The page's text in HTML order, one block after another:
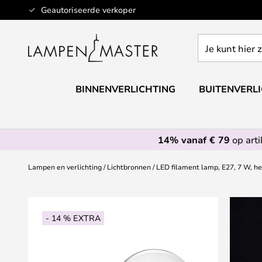
Geautoriseerde verkoper
Ga
naar
inhoud
kunt
zoeken
webwinkel
BINNENVERLICHTING
14% vanaf € 79 op
Lampen en verlichting Lichtbronnen LED filament lamp, E27, 7 W,
- 14 % EXTRA
naar